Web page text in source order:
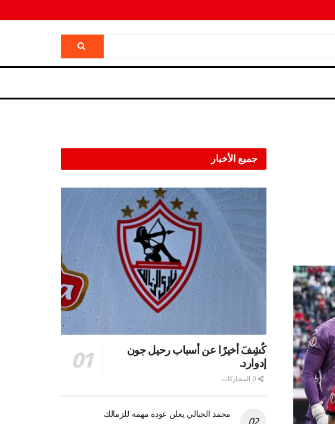
جميع الأخبار
كُشِفَ أخيرًا عن أسباب رحيل جون
إدوارد.
محمد الجبالي يعلن عودة مهمة للزمالك